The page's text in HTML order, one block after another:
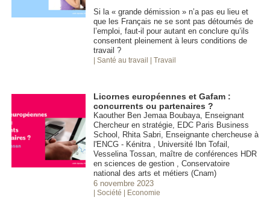
Si la « grande démission » n’a pas eu lieu et
que les Français ne se sont pas détournés de
l’emploi, faut-il pour autant en conclure qu’ils
consentent pleinement à leurs conditions de
travail ?
| Santé au travail | Travail
Licornes européennes et Gafam :
concurrents ou partenaires ?
Kaouther Ben Jemaa Boubaya, Enseignant
Chercheur en stratégie, EDC Paris Business
School, Rhita Sabri, Enseignante chercheuse à
l'ENCG - Kénitra , Université Ibn Tofail,
Vesselina Tossan, maître de conférences HDR
en sciences de gestion , Conservatoire
national des arts et métiers (Cnam)
6 novembre 2023
| Société | Economie